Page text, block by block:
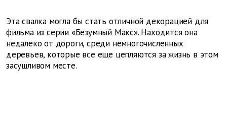
Эта свалка могла бы стать отличной декорацией для
фильма из серии «Безумный Макс». Находится она
недалеко от дороги, среди немногочисленных
деревьев, которые все еще цепляются за жизнь в этом
засушливом месте.